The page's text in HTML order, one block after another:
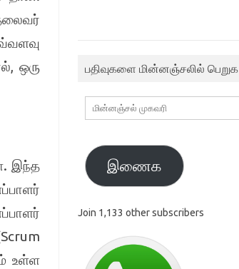
, ஒரு
. இந்த
உள்ள
பதிவுகளை மின்னஞ்சலில் பெறுக
மின்னஞ்சல்
முகவரி
இணைக
Join 1,133 other subscribers